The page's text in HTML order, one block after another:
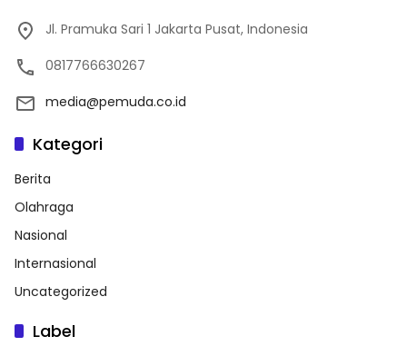
Jl. Pramuka Sari 1 Jakarta Pusat, Indonesia
0817766630267
media@pemuda.co.id
Kategori
Berita
Olahraga
Nasional
Internasional
Uncategorized
Label